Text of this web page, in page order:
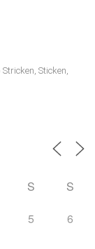
Sticken,
S
S
5 6